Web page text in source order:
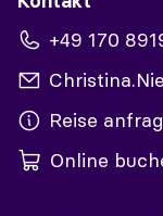
+49 170
Reise
Online